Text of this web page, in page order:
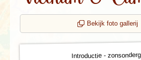
Bekijk foto gallerij
Introductie -